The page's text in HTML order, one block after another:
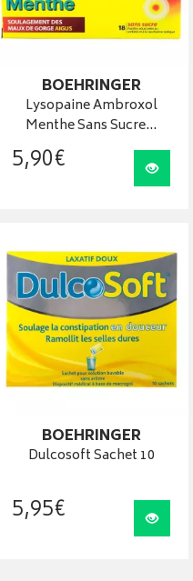
BOEHRINGER
Lysopaine Ambroxol
Menthe Sans Sucre…
5,90€
BOEHRINGER
Dulcosoft Sachet 10
5,95€